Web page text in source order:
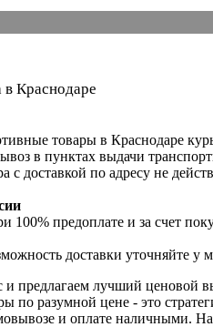
в Краснодаре
товары в Краснодаре
в пунктах выдачи
с доставкой по адресу не
100% предоплате и за счет
доставки уточняйте у
предлагаем лучший ценовой
по разумной цене - это
и оплате наличными.